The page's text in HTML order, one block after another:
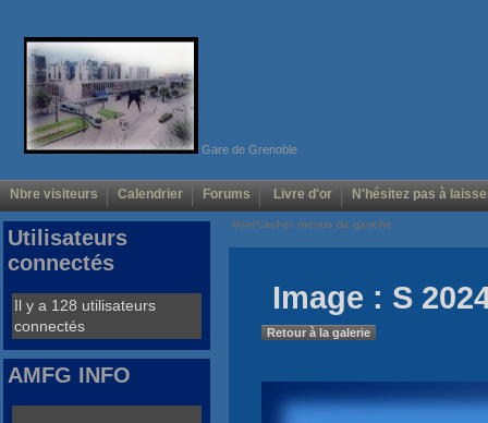
Gare de Grenoble
Nbre visiteurs Calendrier Forums Livre d'or N'hésitez pas à
Voir/Cacher menus de gauche
Image : S
Retour à la galerie
Utilisateurs
connectés
Il y a 128 utilisateurs
connectés
AMFG INFO